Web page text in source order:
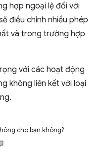
hợp ngoại lệ đối với
điều chỉnh nhiều phép
và trong trường hợp
với các hoạt động
không liên kết với loại
cho bạn không?